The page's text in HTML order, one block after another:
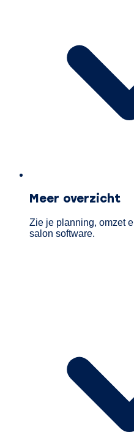
Meer overzicht
Zie je planning, omzet
salon software.